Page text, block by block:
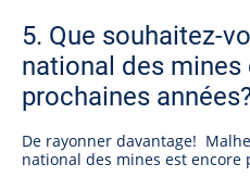
5. Que souhaitez-
national des mines
prochaines
De rayonner davantage!
national des mines est